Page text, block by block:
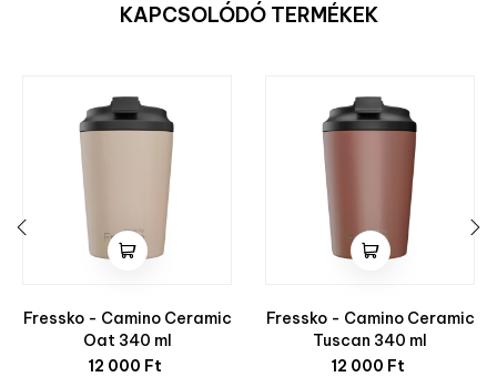
KAPCSOLÓDÓ TERMÉKEK
Fressko - Camino Ceramic
Oat 340 ml
Ár
12 000 Ft
Fressko - Camino Ceramic
Tuscan 340 ml
Ár
12 000 Ft